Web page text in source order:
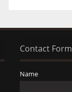
Contact Form
Name